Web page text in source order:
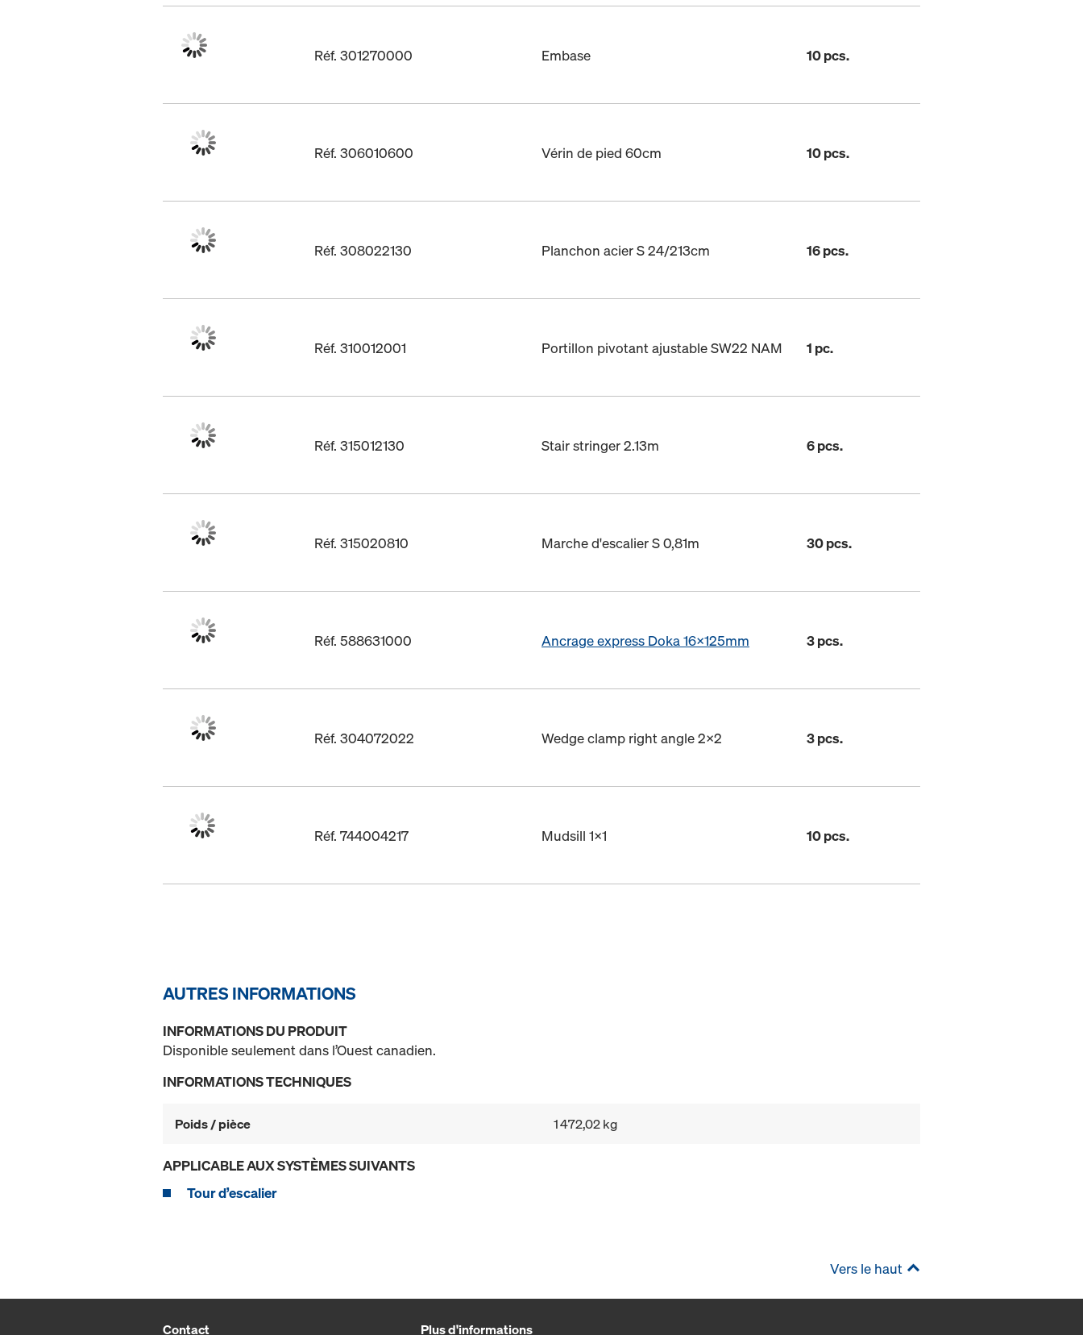
Réf. 301270000 Embase 10 pcs.
Réf. 306010600 Vérin de pied 60cm 10 pcs.
Réf. 308022130 Planchon acier S 24/213cm 16 pcs.
Réf. 310012001 Portillon pivotant ajustable SW22 NAM 1 pc.
Réf. 315012130 Stair stringer 2.13m 6 pcs.
Réf. 315020810 Marche d'escalier S 0,81m 30 pcs.
Réf. 588631000 Ancrage express Doka 16x125mm 3 pcs.
Réf. 304072022 Wedge clamp right angle 2x2 3 pcs.
Réf. 744004217 Mudsill 1x1 10 pcs.
AUTRES INFORMATIONS
INFORMATIONS DU PRODUIT
Disponible seulement dans l’Ouest canadien.
INFORMATIONS TECHNIQUES
Poids / pièce 1 472,02 kg
APPLICABLE AUX SYSTÈMES SUIVANTS
Tour d’escalier
Vers le haut
Contact Plus d'informations